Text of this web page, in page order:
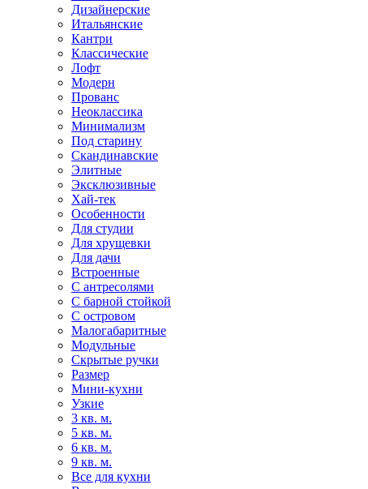
Дизайнерские
Итальянские
Кантри
Классические
Лофт
Модерн
Прованс
Неоклассика
Минимализм
Под старину
Скандинавские
Элитные
Эксклюзивные
Хай-тек
Особенности
Для студии
Для хрущевки
Для дачи
Встроенные
С антресолями
С барной стойкой
С островом
Малогабаритные
Модульные
Скрытые ручки
Размер
Мини-кухни
Узкие
3 кв. м.
5 кв. м.
6 кв. м.
9 кв. м.
Все для кухни